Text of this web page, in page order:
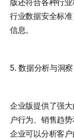
版还符合各种行
行业数据安全标
信息。
5. 数据分析与洞察
企业版提供了强
户行为、销售趋
企业可以分析客